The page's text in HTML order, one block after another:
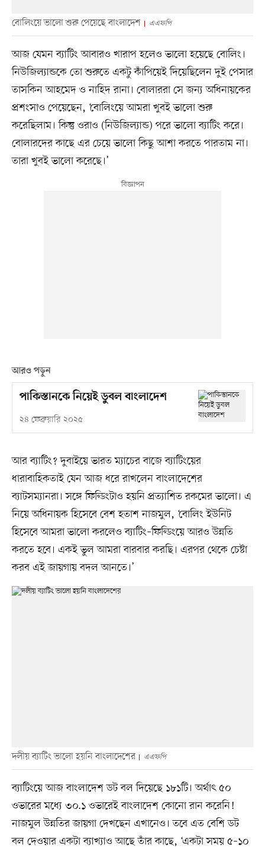
বোলিংয়ে ভালো শুরু পেয়েছে বাংলাদেশ এএফপি
আজ যেমন ব্যাটিং আবারও খারাপ হলেও ভালো হয়েছে বোলিং।
নিউজিল্যান্ডকে তো শুরুতে একটু কাঁপিয়েই দিয়েছিলেন দুই পেসার
তাসকিন আহমেদ ও নাহিদ রানা। বোলাররা সে জন্য অধিনায়কের
প্রশংসাও পেয়েছেন, ‘বোলিংয়ে আমরা খুবই ভালো শুরু
করেছিলাম। কিন্তু ওরাও (নিউজিল্যান্ড) পরে ভালো ব্যাটিং করে।
বোলারদের কাছে এর চেয়ে ভালো কিছু আশা করতে পারতাম না।
তারা খুবই ভালো করেছে।’
আরও পড়ুন
পাকিস্তানকে নিয়েই ডুবল বাংলাদেশ
২৪ ফেব্রুয়ারি ২০২৫
আর ব্যাটিং? দুবাইয়ে ভারত ম্যাচের বাজে ব্যাটিংয়ের
ধারাবাহিকতাই যেন আজ ধরে রাখলেন বাংলাদেশের
ব্যাটসম্যানরা। সঙ্গে ফিল্ডিংটাও হয়নি প্রত্যাশিত রকমের ভালো। এ
নিয়ে অধিনায়ক হিসেবে বেশ হতাশ নাজমুল, ‘বোলিং ইউনিট
হিসেবে আমরা ভালো করলেও ব্যাটিং–ফিল্ডিংয়ে আরও উন্নতি
করতে হবে। একই ভুল আমরা বারবার করছি। এরপর থেকে চেষ্টা
করব এই জায়গায় বদল আনতে।’
দলীয় ব্যাটিং ভালো হয়নি বাংলাদেশের এএফপি
ব্যাটিংয়ে আজ বাংলাদেশ ডট বল দিয়েছে ১৮১টি। অর্থাৎ ৫০
ওভারের মধ্যে ৩০.১ ওভারেই বাংলাদেশ কোনো রান করেনি!
নাজমুল উন্নতির জায়গা দেখছেন এখানেও। তবে এত বেশি ডট
বল দেওয়ার একটা ব্যাখ্যাও আছে তাঁর কাছে, ‘একটা সময় ৫–১০